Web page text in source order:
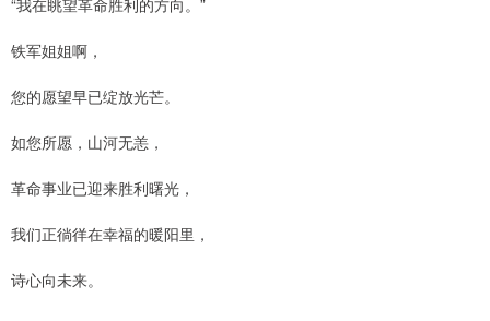
铁军姐姐啊，
您的愿望早已绽放光芒。
如您所愿，山河无恙，
革命事业已迎来胜利曙光，
我们正徜徉在幸福的暖阳里，
诗心向未来。